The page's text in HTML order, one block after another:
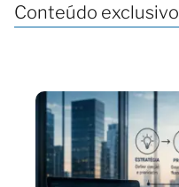
Conteúdo exclusivo